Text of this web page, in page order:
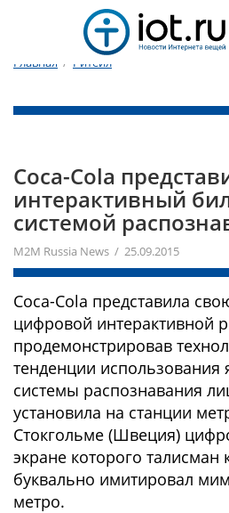
Главная / Ритейл
Coca-Cola
интерактивный
системой
M2M Russia News / 25.09.2015
Coca-Cola представила
цифровой интерактивной
продемонстрировав
тенденции использования
системы распознавания
установила на станции
Стокгольме (Швеция)
экране которого
буквально имитировал
метро.